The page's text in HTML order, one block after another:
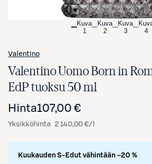
Kuva
1
Kuva
2
Kuva
3
4
Valentino
Valentino Uomo Born in
EdP tuoksu 50 ml
Hinta107,00 €
Yksikköhinta 2 140,00 €/l
Kuukauden S-Edut vähintään –20 %